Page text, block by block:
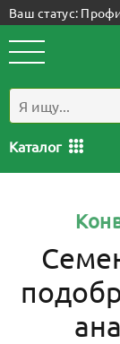
Ваш статус:
Каталог